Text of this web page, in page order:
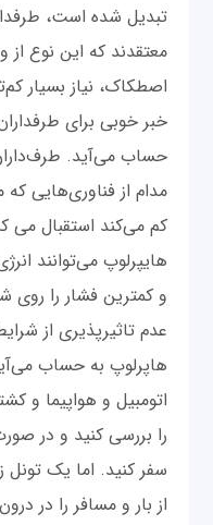
تبدیل شده است،
معتقدند که این نوع از
اصطکاک، نیاز بسیار
خبر خوبی برای
حساب می‌آید.
مدام از فناوری‌هایی
کم می‌کند استقبال می
هایپرلوپ می‌توانند
و کمترین فشار را روی
عدم تاثیرپذیری از
هاپرلوپ به حساب
اتومبیل و هواپیما و
را بررسی کنید و در
سفر کنید. اما یک تونل
از بار و مسافر را در